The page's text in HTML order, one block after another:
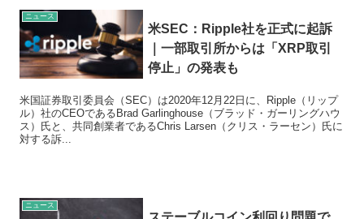
ニュース
米SEC：Ripple社を正式に起訴
｜一部取引所からは「XRP取引
停止」の発表も
米国証券取引委員会（SEC）は2020年12月22日に、Ripple（リップ
ル）社のCEOであるBrad Garlinghouse（ブラッド・ガーリングハウ
ス）氏と、共同創業者であるChris Larsen（クリス・ラーセン）氏に
対する訴...
ニュース